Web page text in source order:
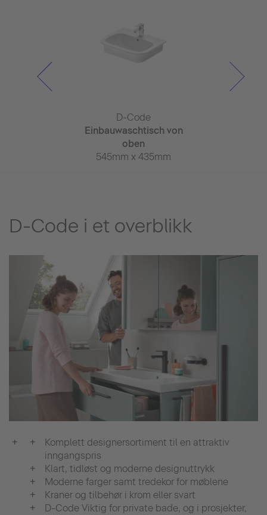
D-Code
Einbauwaschtisch von
oben
545mm x 435mm
D-Code i et overblikk
Komplett designersortiment til en attraktiv
inngangspris
Klart, tidløst og moderne designuttrykk
Moderne farger samt tredekor for møblene
Kraner og tilbehør i krom eller svart
D-Code Viktig for private bade, og i prosjekter,